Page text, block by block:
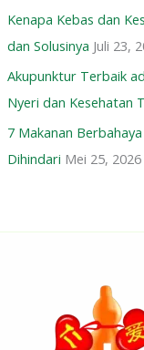
Kenapa Kebas dan
dan Solusinya Juli 23,
Akupunktur Terbaik
Nyeri dan Kesehatan
7 Makanan
Dihindari Mei 25, 2026